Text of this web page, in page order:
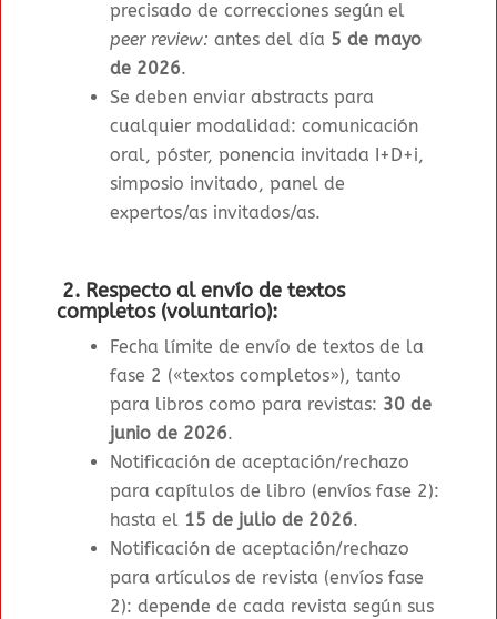
precisado de correcciones según el
peer review: antes del día 5 de mayo
de 2026.
Se deben enviar abstracts para
cualquier modalidad: comunicación
oral, póster, ponencia invitada I+D+i,
simposio invitado, panel de
expertos/as invitados/as.
2. Respecto al envío de textos
completos (voluntario):
Fecha límite de envío de textos de la
fase 2 («textos completos»), tanto
para libros como para revistas: 30 de
junio de 2026.
Notificación de aceptación/rechazo
para capítulos de libro (envíos fase 2):
hasta el 15 de julio de 2026.
Notificación de aceptación/rechazo
para artículos de revista (envíos fase
2): depende de cada revista según sus